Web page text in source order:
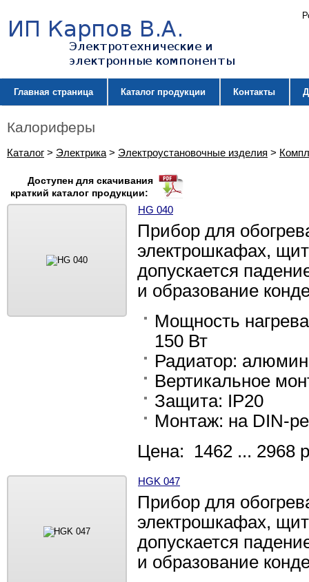
Главная страница Каталог продукции Контакты
Калориферы
Каталог > Электрика > Электроустановочные изделия >
Доступен для скачивания
краткий каталог продукции:
HG 040
Прибор для
электрошкафах,
допускается
и образование
Мощность
150 Вт
Радиатор:
Вертикальное
Защита: IP20
Монтаж: на DIN-
Цена: 1462 ... 2968
HGK 047
Прибор для
электрошкафах,
допускается
и образование